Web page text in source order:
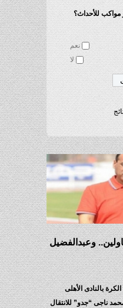
للأحداث؟
نعم
لا
وعبدالفضيل
بالنادى الأهلى
ناجى “جدو” للانتقال